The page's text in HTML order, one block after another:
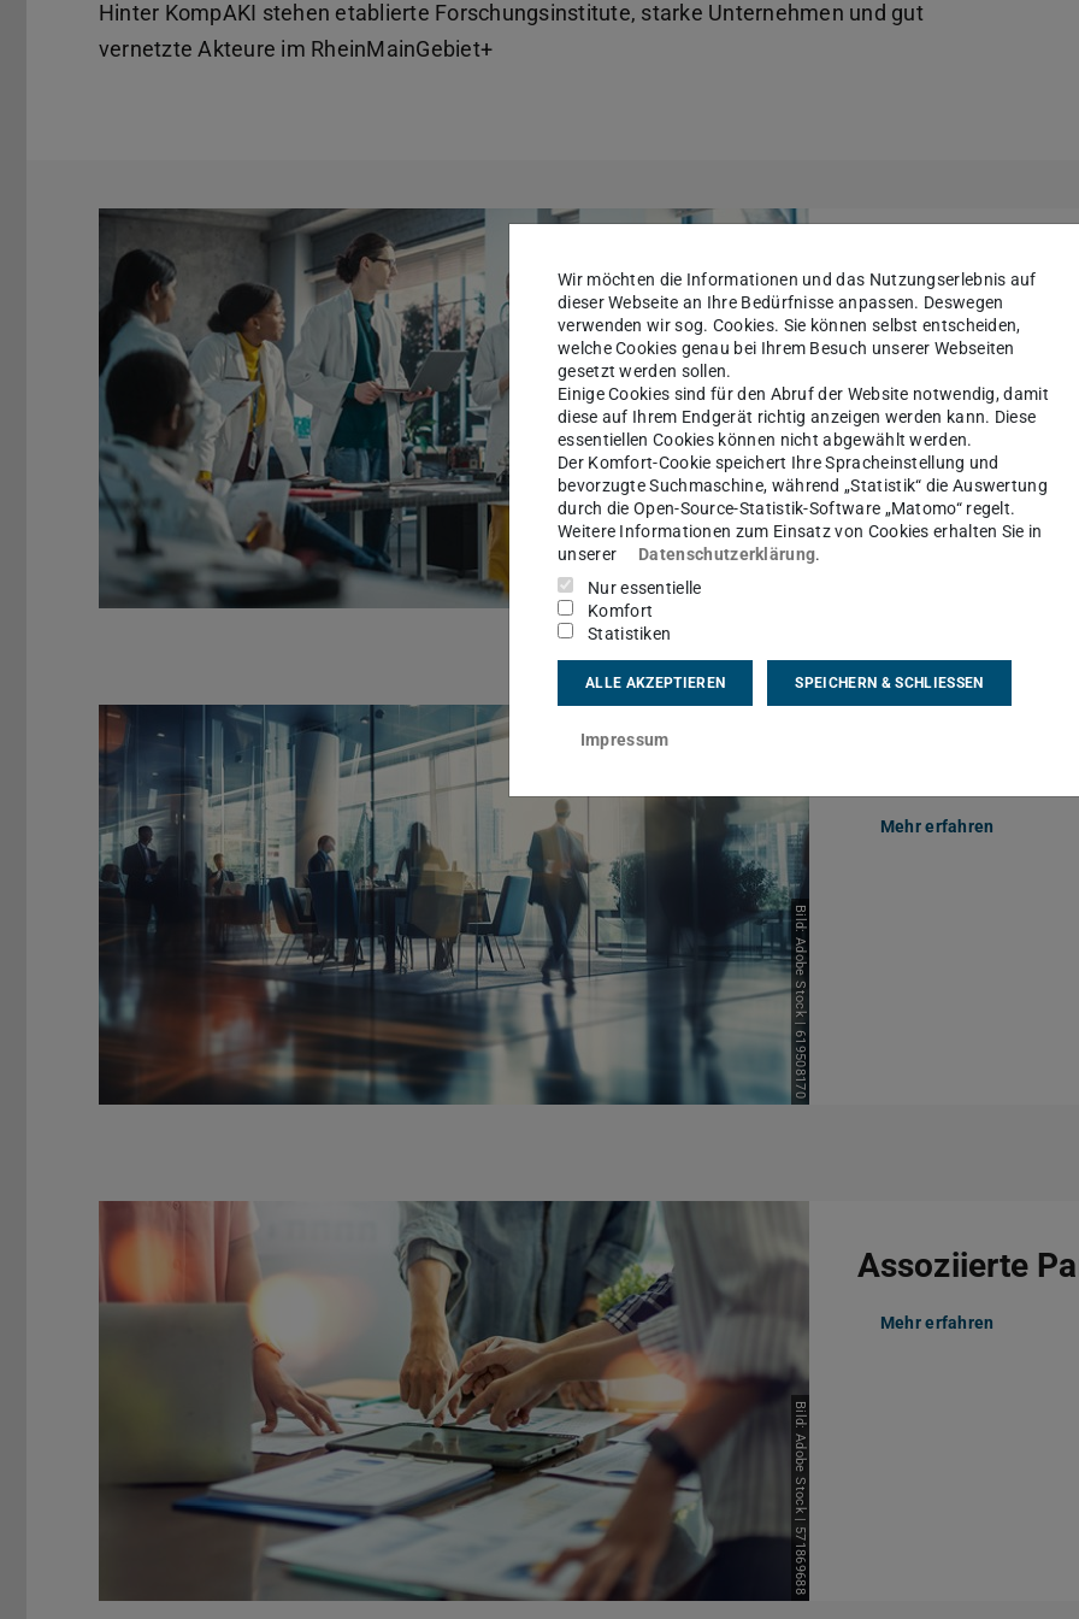
Hinter KompAKI stehen etablierte Forschungsinstitute, starke Unternehmen und gut
vernetzte Akteure im RheinMainGebiet+
Bild: Adobe Stock | 635434282
Mehr erfahren
Bild: Adobe Stock | 619508170
Mehr erfahren
Bild: Adobe Stock | 571869688
Assoziierte
Mehr erfahren
Wir möchten die Informationen und das Nutzungserlebnis auf
dieser Webseite an Ihre Bedürfnisse anpassen. Deswegen
verwenden wir sog. Cookies. Sie können selbst entscheiden,
welche Cookies genau bei Ihrem Besuch unserer Webseiten
gesetzt werden sollen.
Einige Cookies sind für den Abruf der Website notwendig, damit
diese auf Ihrem Endgerät richtig anzeigen werden kann. Diese
essentiellen Cookies können nicht abgewählt werden.
Der Komfort-Cookie speichert Ihre Spracheinstellung und
bevorzugte Suchmaschine, während „Statistik“ die Auswertung
durch die Open-Source-Statistik-Software „Matomo“ regelt.
Weitere Informationen zum Einsatz von Cookies erhalten Sie in
unserer
Datenschutzerklärung.
Nur essentielle
Komfort
Statistiken
ALLE AKZEPTIEREN SPEICHERN & SCHLIESSEN
Impressum